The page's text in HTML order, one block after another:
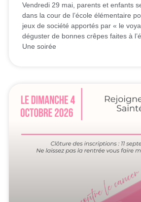
Vendredi 29 mai, parents et enfants
dans la cour de l’école élémentaire
jeux de société apportés par « le
déguster de bonnes crêpes faites à
Une soirée